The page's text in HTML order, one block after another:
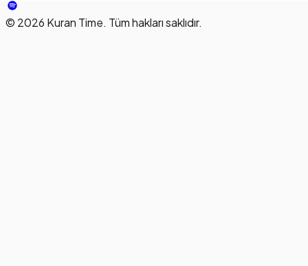
© 2026 Kuran Time. Tüm hakları saklıdır.